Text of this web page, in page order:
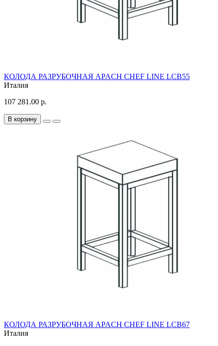
КОЛОДА РАЗРУБОЧНАЯ APACH CHEF LINE LCB55
Италия
107 281.00 р.
В корзину
КОЛОДА РАЗРУБОЧНАЯ APACH CHEF LINE LCB67
Италия